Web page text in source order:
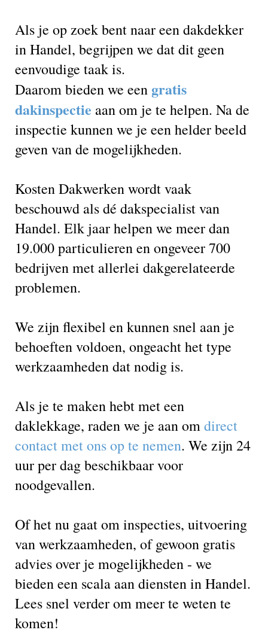
Als je op zoek bent naar een dakdekker
in Handel, begrijpen we dat dit geen
eenvoudige taak is.
Daarom bieden we een gratis
dakinspectie aan om je te helpen. Na de
inspectie kunnen we je een helder beeld
geven van de mogelijkheden.
Kosten Dakwerken wordt vaak
beschouwd als dé dakspecialist van
Handel. Elk jaar helpen we meer dan
19.000 particulieren en ongeveer 700
bedrijven met allerlei dakgerelateerde
problemen.
We zijn flexibel en kunnen snel aan je
behoeften voldoen, ongeacht het type
werkzaamheden dat nodig is.
Als je te maken hebt met een
daklekkage, raden we je aan omdirect
contact met ons op te nemen. We zijn 24
uur per dag beschikbaar voor
noodgevallen.
Of het nu gaat om inspecties, uitvoering
van werkzaamheden, of gewoon gratis
advies over je mogelijkheden - we
bieden een scala aan diensten in Handel.
Lees snel verder om meer te weten te
komen!